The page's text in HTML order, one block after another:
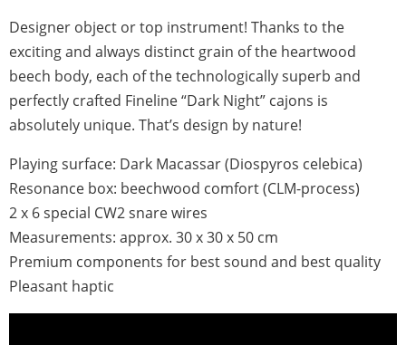
Designer object or top instrument! Thanks to the
exciting and always distinct grain of the heartwood
beech body, each of the technologically superb and
perfectly crafted Fineline “Dark Night” cajons is
absolutely unique. That’s design by nature!
Playing surface: Dark Macassar (Diospyros celebica)
Resonance box: beechwood comfort (CLM-process)
2 x 6 special CW2 snare wires
Measurements: approx. 30 x 30 x 50 cm
Premium components for best sound and best quality
Pleasant haptic